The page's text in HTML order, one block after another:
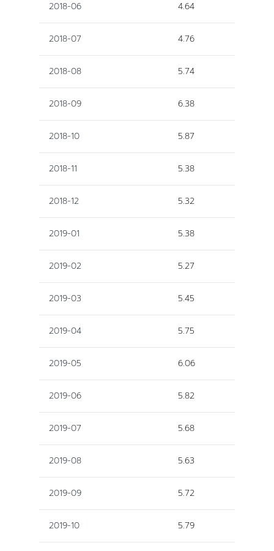
2018-06 4.64
2018-07 4.76
2018-08 5.74
2018-09 6.38
2018-10 5.87
2018-11 5.38
2018-12 5.32
2019-01 5.38
2019-02 5.27
2019-03 5.45
2019-04 5.75
2019-05 6.06
2019-06 5.82
2019-07 5.68
2019-08 5.63
2019-09 5.72
2019-10 5.79